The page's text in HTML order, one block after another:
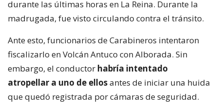
durante las últimas horas en La Reina. Durante la
madrugada, fue visto circulando contra el tránsito.
Ante esto, funcionarios de Carabineros intentaron
fiscalizarlo en Volcán Antuco con Alborada. Sin
embargo, el conductor habría intentado
atropellar a uno de ellosantes de iniciar una huida
que quedó registrada por cámaras de seguridad.